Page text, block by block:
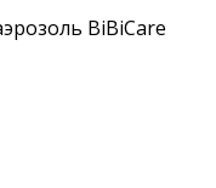
BiBiCare